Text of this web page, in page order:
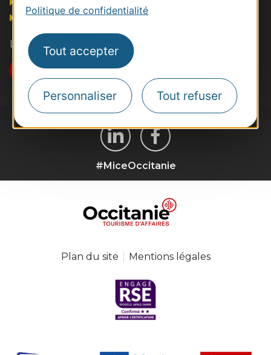
Politique de confidentialité
Tout accepter
Personnaliser Tout refuser
Grand public
Les actualités MICE en Occitanie
Je m'abonne
#MiceOccitanie
Plan du site Mentions légales